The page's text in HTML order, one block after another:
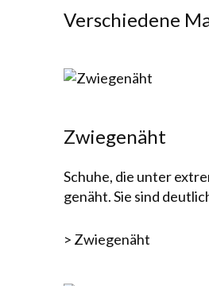
Verschiedene
Zwiegenäht
Schuhe, die unter
genäht. Sie sind
> Zwiegenäht